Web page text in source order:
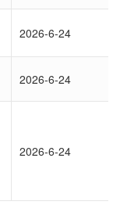
2026-6-24
2026-6-24
2026-6-24